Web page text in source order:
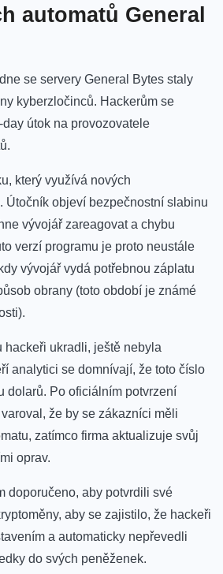
automatů General
se servery General Bytes staly
kyberzločinců. Hackerům se
útok na provozovatele
který využívá nových
Útočník objeví bezpečnostní slabinu
vývojář zareagovat a chybu
verzí programu je proto neustále
vývojář vydá potřebnou záplatu
obrany (toto období je známé
hackeři ukradli, ještě nebyla
analytici se domnívají, že toto číslo
dolarů. Po oficiálním potvrzení
že by se zákazníci měli
zatímco firma aktualizuje svůj
oprav.
doporučeno, aby potvrdili své
aby se zajistilo, že hackeři
a automaticky nepřevedli
do svých peněženek.